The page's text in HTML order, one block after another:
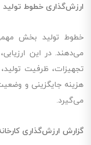
ارزش‌گذاری خطوط تولید
خطوط تولید بخش
می‌دهند. در این
تجهیزات، ظرفیت تولید،
هزینه جایگزینی و
می‌گیرد.
گزارش ارزش‌گذاری